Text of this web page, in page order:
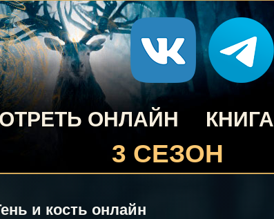
ОНЛАЙН КНИГА
3 СЕЗОН
и кость онлайн